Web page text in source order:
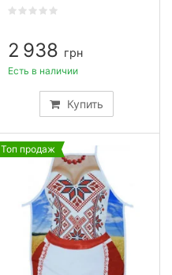
2 938 грн
Купить
Есть в наличии
Топ продаж